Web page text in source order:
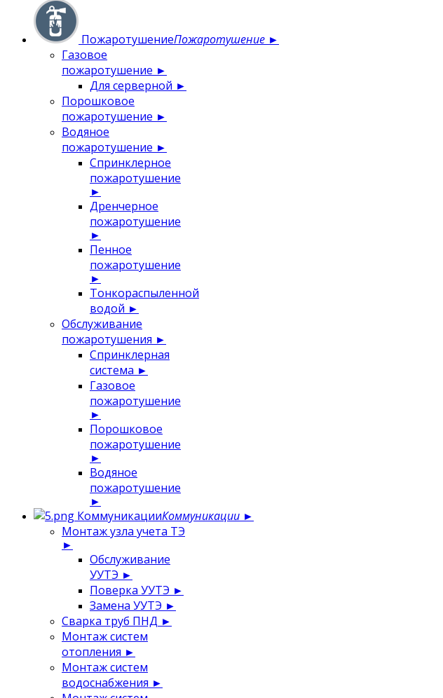
ПожаротушениеПожаротушение ►
Газовое
пожаротушение ►
Для серверной ►
Порошковое
пожаротушение ►
Водяное
пожаротушение ►
Спринклерное
пожаротушение
►
Дренчерное
пожаротушение
►
Пенное
пожаротушение
►
Тонкораспыленной
водой ►
Обслуживание
пожаротушения ►
Спринклерная
система ►
Газовое
пожаротушение
►
Порошковое
пожаротушение
►
Водяное
пожаротушение
►
КоммуникацииКоммуникации ►
Монтаж узла учета ТЭ
►
Обслуживание
УУТЭ ►
Поверка УУТЭ ►
Замена УУТЭ ►
Сварка труб ПНД ►
Монтаж систем
отопления ►
Монтаж систем
водоснабжения ►